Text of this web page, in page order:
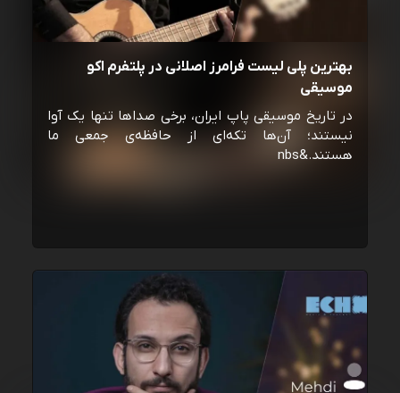
بهترین پلی لیست فرامرز اصلانی در پلتفرم اکو
موسیقی
در تاریخ موسیقی پاپ ایران، برخی صداها تنها یک آوا
نیستند؛ آن‌ها تکه‌ای از حافظه‌ی جمعی ما
هستند.&nbs